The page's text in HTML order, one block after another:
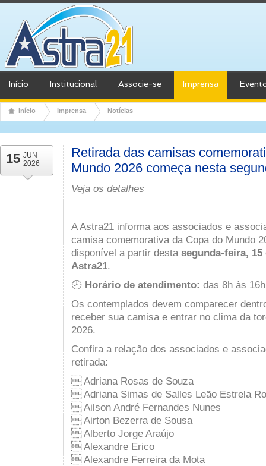
Início Institucional Associe-se Imprensa
Início Imprensa Notícias
15 JUN
2026
Retirada das camisas
Mundo 2026 começa nesta
Veja os detalhes
A Astra21 informa aos associados e
camisa comemorativa da Copa do Mundo
disponível a partir desta segunda-feira, 15
Astra21.
🕗 Horário de atendimento: das 8h às 16h
Os contemplados devem comparecer
receber sua camisa e entrar no clima da
2026.
Confira a relação dos associados e
retirada:
 Adriana Rosas de Souza
 Adriana Simas de Salles Leão Estrela
 Ailson André Fernandes Nunes
 Airton Bezerra de Sousa
 Alberto Jorge Araújo
 Alexandre Erico
 Alexandre Ferreira da Mota